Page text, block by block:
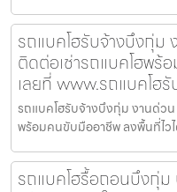
รถแบคโฮรับจ้างบึงกุ่ม
ติดต่อเช่ารถแบคโฮพร้
เลยที่ www.รถแบคโฮ
รถแบคโฮรับจ้างบึงกุ่ม งานด่วน
พร้อมคนขับมืออาชีพ ลงพื้นที่ไว
รถแบคโฮรื้อถอนบึงกุ่ม